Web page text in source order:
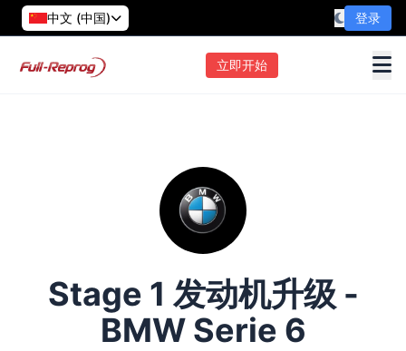
中文 (中国) 登录
立即开始
Stage 1 发动机升级 -
BMW Serie 6